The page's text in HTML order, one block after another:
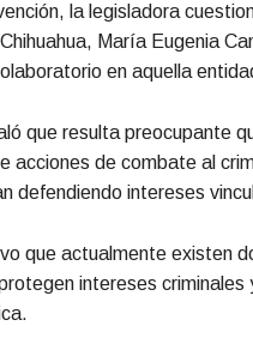
la legisladora
María Eugenia
en aquella
que resulta preocupante
acciones de combate al
defendiendo intereses
que actualmente existen
intereses